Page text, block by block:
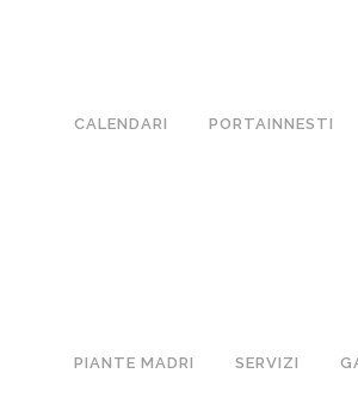
CALENDARI PORTAINNESTI
PIANTE MADRI SERVIZI